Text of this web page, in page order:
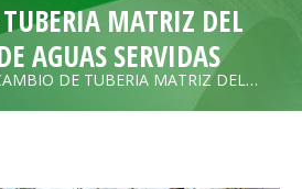
MATRIZ DEL
AGUAS SERVIDAS
DE TUBERIA MATRIZ DEL…